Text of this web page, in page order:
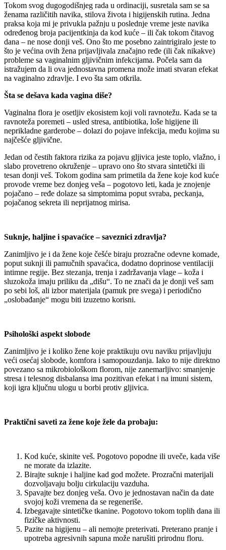
Tokom svog dugogodišnjeg rada u ordinaciji, susretala sam se sa
ženama različitih navika, stilova života i higijenskih rutina. Jedna
praksa koja mi je privukla pažnju u poslednje vreme jeste navika
određenog broja pacijentkinja da kod kuće – ili čak tokom čitavog
dana – ne nose donji veš. Ono što me posebno zaintrigiralo jeste to
što je većina ovih žena prijavljivala značajno ređe (ili čak nikakve)
probleme sa vaginalnim gljivičnim infekcijama. Počela sam da
istražujem da li ova jednostavna promena može imati stvaran efekat
na vaginalno zdravlje. I evo šta sam otkrila.
Šta se dešava kada vagina diše?
Vaginalna flora je osetljiv ekosistem koji voli ravnotežu. Kada se ta
ravnoteža poremeti – usled stresa, antibiotika, loše higijene ili
neprikladne garderobe – dolazi do pojave infekcija, među kojima su
najčešće gljivične.
Jedan od čestih faktora rizika za pojavu gljivica jeste toplo, vlažno, i
slabo provetreno okruženje – upravo ono što stvara sintetički ili
tesan donji veš. Tokom godina sam primetila da žene koje kod kuće
provode vreme bez donjeg veša – pogotovo leti, kada je znojenje
pojačano – ređe dolaze sa simptomima poput svraba, peckanja,
pojačanog sekreta ili neprijatnog mirisa.
Suknje, haljine i spavaćice – saveznici zdravlja?
Zanimljivo je i da žene koje češće biraju prozračne odevne komade,
poput suknji ili pamučnih spavaćica, dodatno doprinose ventilaciji
intimne regije. Bez stezanja, trenja i zadržavanja vlage – koža i
sluzokoža imaju priliku da „dišu“. To ne znači da je donji veš sam
po sebi loš, ali izbor materijala (pamuk pre svega) i periodično
„oslobađanje“ mogu biti izuzetno korisni.
Psihološki aspekt slobode
Zanimljivo je i koliko žene koje praktikuju ovu naviku prijavljuju
veći osećaj slobode, komfora i samopouzdanja. Iako to nije direktno
povezano sa mikrobiološkom florom, nije zanemarljivo: smanjenje
stresa i telesnog disbalansa ima pozitivan efekat i na imuni sistem,
koji igra ključnu ulogu u borbi protiv gljivica.
Praktični saveti za žene koje žele da probaju:
Kod kuće, skinite veš. Pogotovo popodne ili uveče, kada više
ne morate da izlazite.
Birajte suknje i haljine kad god možete. Prozračni materijali
dozvoljavaju bolju cirkulaciju vazduha.
Spavajte bez donjeg veša. Ovo je jednostavan način da date
svojoj koži vremena da se regeneriše.
Izbegavajte sintetičke tkanine. Pogotovo tokom toplih dana ili
fizičke aktivnosti.
Pazite na higijenu – ali nemojte preterivati. Preterano pranje i
upotreba agresivnih sapuna može narušiti prirodnu floru.